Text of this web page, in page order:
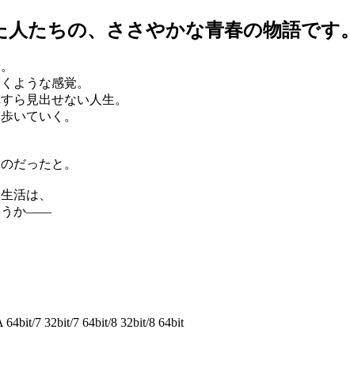
たちの、ささやかな青春の物語です。
ような感覚。
ら見出せない人生。
いていく。
だったと。
活は、
うか――
7 32bit/7 64bit/8 32bit/8 64bit